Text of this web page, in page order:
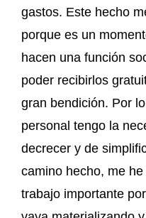
gastos. Este hecho
porque es un
hacen una función
poder recibirlos
gran bendición. Por
personal tengo la
decrecer y de
camino hecho, me
trabajo importante